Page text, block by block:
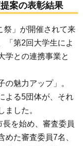
案の表彰結果
祭」が開催されて来
「第2回大学生によ
学との連携事業と
の魅力アップ」。
よる5団体が、それ
ました。
を始め、審査委員
た審査委員7名、